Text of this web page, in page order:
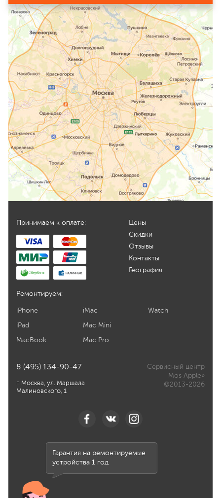
Принимаем к оплате:
Цены
Скидки
Отзывы
Контакты
География
Ремонтируем:
iPhone
iPad
MacBook
iMac
Mac Mini
Mac Pro
Watch
8 (495) 134-90-47
г. Москва, ул. Маршала
Малиновского, 1
Сервисный центр
Mos Apple»
©2013-2026
Гарантия на ремонтируемые
устройства 1 год